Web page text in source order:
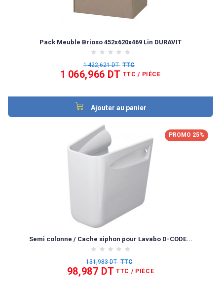
Pack Meuble Brioso 452x620x469 Lin DURAVIT
1 422,621 DT TTC
1 066,966 DT TTC / PIÉCE
Ajouter au panier
PROMO 25%
Semi colonne / Cache siphon pour Lavabo D-CODE...
131,983 DT TTC
98,987 DT TTC / PIÉCE